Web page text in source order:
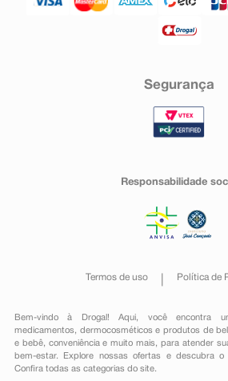
Segurança
Responsabilidade
Termos de uso Política de
Bem-vindo à Drogal! Aqui, você encontra
medicamentos , dermocosméticos e produtos de
e bebê, conveniênciae muito mais, para atender
bem-estar. Explore nossas ofertas e descubra
Confira todas as categorias do site.